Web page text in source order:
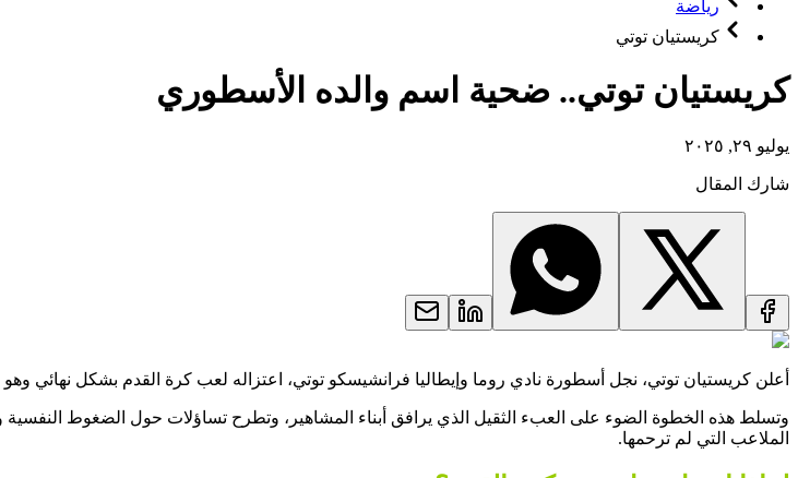
رياضة
كريستيان توتي
كريستيان توتي.. ضحية اسم والده الأسطوري
يوليو ٢٩, ٢٠٢٥
شارك المقال
أعلن كريستيان توتي، نجل أسطورة نادي روما وإيطاليا فرانشيسكو توتي، اعتزاله لعب كرة القدم بشكل نهائي
وتسلط هذه الخطوة الضوء على العبء الثقيل الذي يرافق أبناء المشاهير، وتطرح تساؤلات حول الضغوط النفسية
الملاعب التي لم ترحمها.